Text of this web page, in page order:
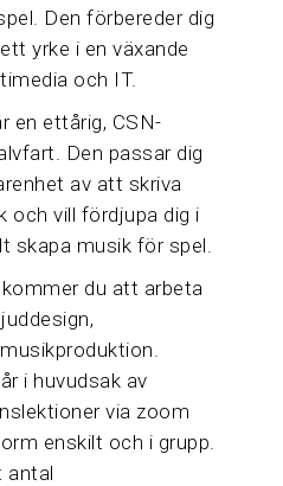
Den förbereder dig
yrke i en växande
och IT.
en ettårig, CSN-
Den passar dig
av att skriva
och vill fördjupa dig i
skapa musik för spel.
du att arbeta
i huvudsak av
via zoom
enskilt och i grupp.
antal